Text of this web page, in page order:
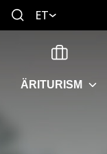
ET
ÄRITURISM